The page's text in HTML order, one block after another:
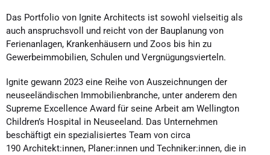
Das Portfolio von Ignite Architects ist sowohl vielseitig als
auch anspruchsvoll und reicht von der Bauplanung von
Ferienanlagen, Krankenhäusern und Zoos bis hin zu
Gewerbeimmobilien, Schulen und Vergnügungsvierteln.
Ignite gewann 2023 eine Reihe von Auszeichnungen der
neuseeländischen Immobilienbranche, unter anderem den
Supreme Excellence Award für seine Arbeit am Wellington
Children’s Hospital in Neuseeland. Das Unternehmen
beschäftigt ein spezialisiertes Team von circa
190 Architekt:innen, Planer:innen und Techniker:innen, die in